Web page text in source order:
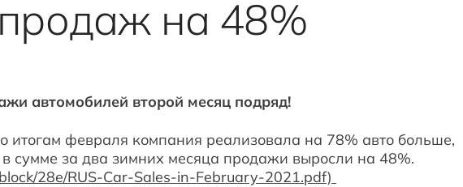
продаж на 48%
автомобилей второй месяц подряд!
итогам февраля компания реализовала на 78% авто больше,
сумме за два зимних месяца продажи выросли на 48%.
28e/RUS-Car-Sales-in-February-2021.pdf)